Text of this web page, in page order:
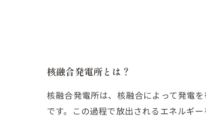
核融合発電所とは？
核融合発電所は、核融合によって発電
です。この過程で放出されるエネルギ